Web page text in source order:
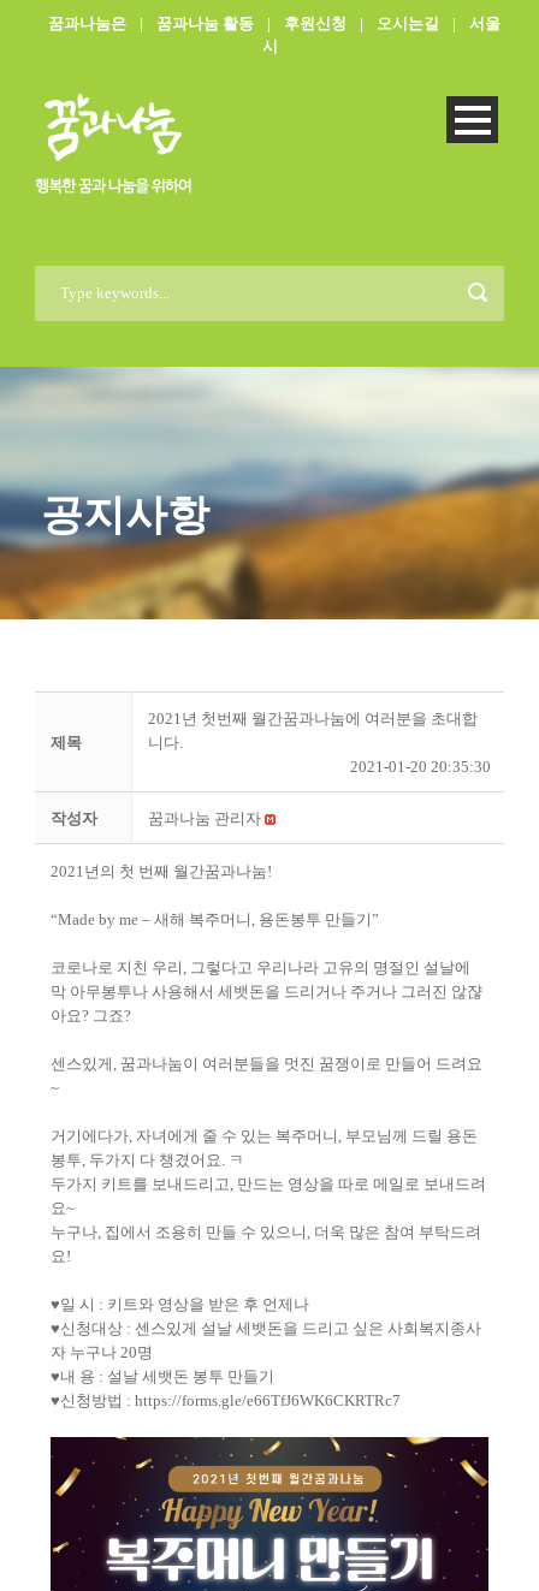
꿈과나눔은 | 꿈과나눔 활동 | 후원신청 | 오시는길 |
서울
시
공지사항
제목
2021년 첫번째 월간꿈과나눔에 여러분을 초대합
니다.
2021-01-20 20:35:30
작성자 꿈과나눔 관리자
2021년의 첫 번째 월간꿈과나눔!
“Made by me – 새해 복주머니 , 용돈봉투 만들기”
코로나로 지친 우리 , 그렇다고 우리나라 고유의 명절인 설날에
막 아무봉투나 사용해서 세뱃돈을 드리거나 주거나 그러진 않쟎
아요? 그죠?
센스있게 , 꿈과나눔이 여러분들을 멋진 꿈쟁이로 만들어 드려요
~
거기에다가, 자녀에게 줄 수 있는 복주머니 , 부모님께 드릴 용돈
봉투, 두가지 다 챙겼어요. ㅋ
두가지 키트를 보내드리고, 만드는 영상을 따로 메일로 보내드려
요~
누구나, 집에서 조용히 만들 수 있으니 , 더욱 많은 참여 부탁드려
요!
♥일 시 : 키트와 영상을 받은 후 언제나
♥신청대상 : 센스있게 설날 세뱃돈을 드리고 싶은 사회복지종사
자 누구나 20명
♥내 용 : 설날 세뱃돈 봉투 만들기
♥신청방법 : https://forms.gle/e66TfJ6WK6CKRTRc7